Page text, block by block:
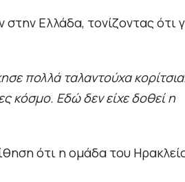
Ελλάδα, τονίζοντας ότι
πολλά ταλαντούχα
κόσμο. Εδώ δεν είχε δοθεί η
ότι η ομάδα του